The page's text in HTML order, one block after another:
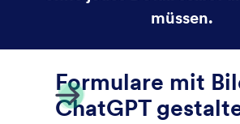
In der Jotform ChatGPT App können
erstellen, die zu Ihrer Marke und
sofort an.